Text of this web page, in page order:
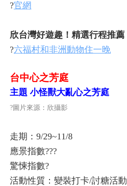
?官網
欣台灣好遊趣！精選行程推薦
?六福村和非洲動物住一晚
台中心之芳庭
主題 小怪獸大亂心之芳庭
?圖片來源：欣攝影
走期：9/29~11/8
應景指數???
驚悚指數?
活動性質：變裝打卡/討糖活動